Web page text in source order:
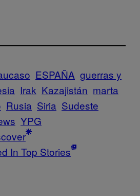
ESPAÑA guerras y
Irak Kazajistán marta
Rusia Siria Sudeste
YPG
In Top Stories